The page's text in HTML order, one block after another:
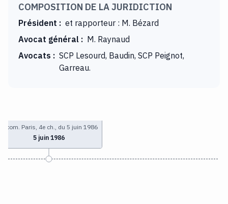
COMPOSITION DE LA JURIDICTION
Président : et rapporteur : M. Bézard
Avocat général : M. Raynaud
Avocats : SCP Lesourd, Baudin, SCP Peignot,
Garreau.
T. com. Paris, 4e ch., du 5 juin 1986
5 juin 1986